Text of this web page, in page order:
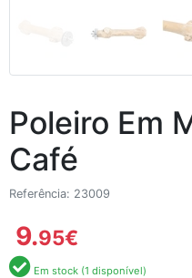
Poleiro Em
Café
Referência: 23009
9.95€
Em stock (1 disponível)